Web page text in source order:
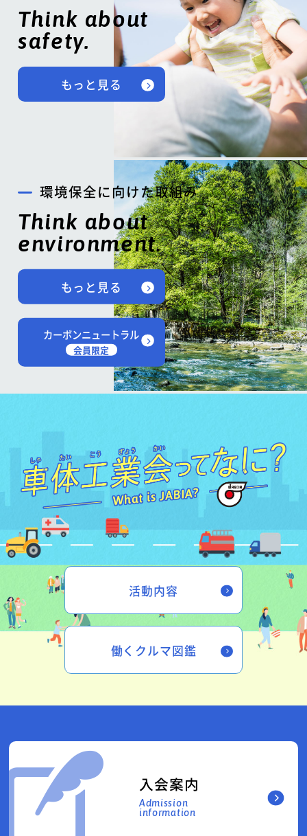
Think about
safety.
もっと見る
環境保全に向けた取組み
Think about
environment.
もっと見る
カーボンニュートラル
会員限定
活動内容
働くクルマ図鑑
入会案内
Admission
information